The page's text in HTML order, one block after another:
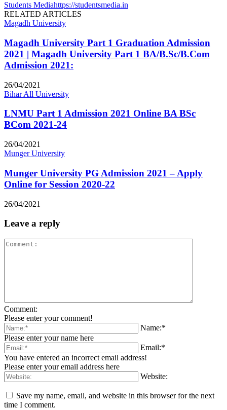
Students Mediahttps://studentsmedia.in
RELATED ARTICLES
Magadh University
Magadh University Part 1 Graduation Admission
2021 | Magadh University Part 1 BA/B.Sc/B.Com
Admission 2021:
26/04/2021
Bihar All University
LNMU Part 1 Admission 2021 Online BA BSc
BCom 2021-24
26/04/2021
Munger University
Munger University PG Admission 2021 – Apply
Online for Session 2020-22
26/04/2021
Leave a reply
Comment:
Please enter your comment!
Name:*
Please enter your name here
Email:*
You have entered an incorrect email address!
Please enter your email address here
Website:
Save my name, email, and website in this browser for the next
time I comment.